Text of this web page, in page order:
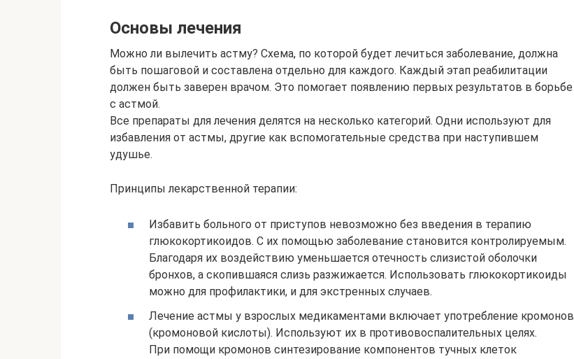
Основы лечения
Можно ли вылечить астму? Схема, по которой будет лечиться заболевание, должна
быть пошаговой и составлена отдельно для каждого. Каждый этап реабилитации
должен быть заверен врачом. Это помогает появлению первых результатов в борьбе
с астмой.
Все препараты для лечения делятся на несколько категорий. Одни используют для
избавления от астмы, другие как вспомогательные средства при наступившем
удушье.
Принципы лекарственной терапии:
Избавить больного от приступов невозможно без введения в терапию
глюкокортикоидов. С их помощью заболевание становится контролируемым.
Благодаря их воздействию уменьшается отечность слизистой оболочки
бронхов, а скопившаяся слизь разжижается. Использовать глюкокортикоиды
можно для профилактики, и для экстренных случаев.
Лечение астмы у взрослых медикаментами включает употребление кромонов
(кромоновой кислоты). Используют их в противовоспалительных целях.
При помощи кромонов синтезирование компонентов тучных клеток